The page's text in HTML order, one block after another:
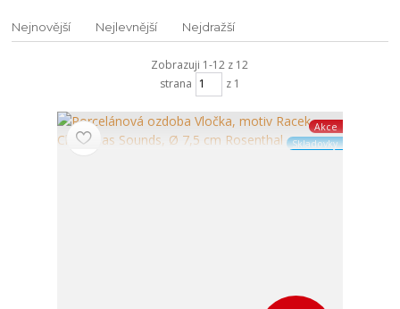
Nejnovější Nejlevnější Nejdražší
Zobrazuji 1-12 z 12
strana
z 1
Akce
Skladovky